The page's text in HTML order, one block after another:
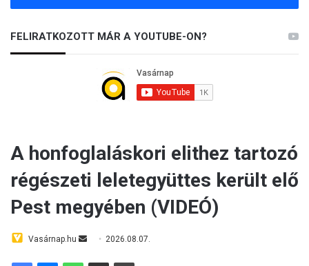
FELIRATKOZOTT MÁR A YOUTUBE-ON?